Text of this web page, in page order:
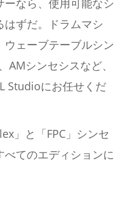
なら、使用可能なシ
はずだ。ドラムマシ
ウェーブテーブルシン
AMシンセシスなど、
Studioにお任せくだ
」と「FPC」シンセ
てのエディションに